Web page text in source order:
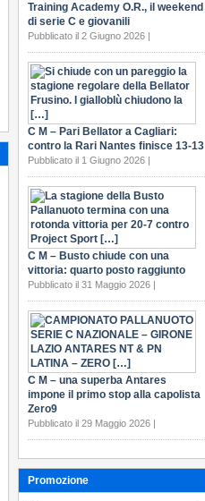
Training Academy O.R., il weekend
di serie C e giovanili
Pubblicato il 2 Giugno 2026 |
C M – Pari Bellator a Cagliari:
contro la Rari Nantes finisce 13-13
Pubblicato il 1 Giugno 2026 |
C M – Busto chiude con una
vittoria: quarto posto raggiunto
Pubblicato il 31 Maggio 2026 |
C M – una superba Antares
impone il primo stop alla capolista
Zero9
Pubblicato il 29 Maggio 2026 |
Promozione